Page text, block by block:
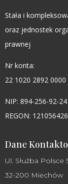
Stała i
oraz jednostek
prawnej
Nr konta:
22 1020 2892
NIP: 894-256-92-24
REGON: 121056426
Dane
Ul. Służba Polsce
32-200 Miechów